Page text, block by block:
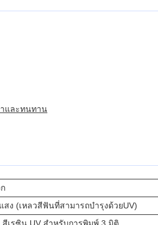
าและทนทาน
สง (เหลวสีฟันที่สามารถบํารุงด้วยUV)